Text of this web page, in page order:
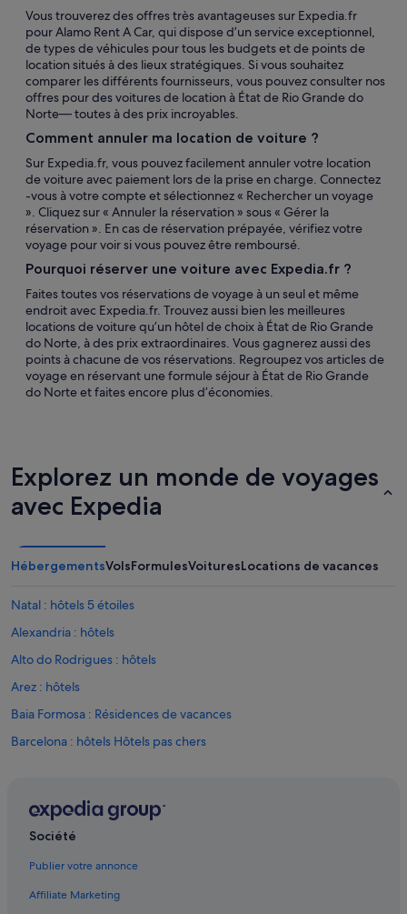
Vous trouverez des offres très avantageuses sur Expedia.fr
pour Alamo Rent A Car, qui dispose d’un service exceptionnel,
de types de véhicules pour tous les budgets et de points de
location situés à des lieux stratégiques. Si vous souhaitez
comparer les différents fournisseurs, vous pouvez consulter nos
offres pour des voitures de location à État de Rio Grande do
Norte— toutes à des prix incroyables.
Comment annuler ma location de voiture ?
Sur Expedia.fr, vous pouvez facilement annuler votre location
de voiture avec paiement lors de la prise en charge. Connectez
-vous à votre compte et sélectionnez « Rechercher un voyage
». Cliquez sur « Annuler la réservation » sous « Gérer la
réservation ». En cas de réservation prépayée, vérifiez votre
voyage pour voir si vous pouvez être remboursé.
Pourquoi réserver une voiture avec Expedia.fr ?
Faites toutes vos réservations de voyage à un seul et même
endroit avec Expedia.fr. Trouvez aussi bien les meilleures
locations de voiture qu’un hôtel de choix à État de Rio Grande
do Norte, à des prix extraordinaires. Vous gagnerez aussi des
points à chacune de vos réservations. Regroupez vos articles de
voyage en réservant une formule séjour à État de Rio Grande
do Norte et faites encore plus d’économies.
Explorez un monde de voyages
avec Expedia
HébergementsVolsFormulesVoituresLocations de vacances
Natal : hôtels 5 étoiles
Alexandria : hôtels
Alto do Rodrigues : hôtels
Arez : hôtels
Baia Formosa : Résidences de vacances
Barcelona : hôtels Hôtels pas chers
Genipabu : hôtels
Jacumã : Complexes hôteliers
Société
Publier votre annonce
Affiliate Marketing